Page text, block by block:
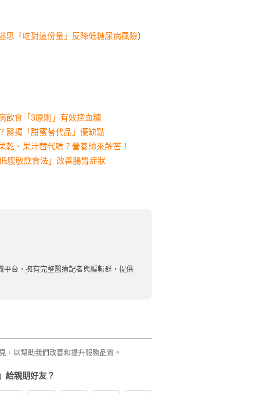
思「吃對這份量」反降低糖尿病風險）
飲食「3原則」有效控血糖
醫揭「甜蜜替代品」優缺點
、果汁替代嗎？營養師來解答！
腹敏飲食法」改善腸胃症狀
平台，擁有完整醫療記者與編輯群，提供
，以幫助我們改善和提升服務品質。
給親朋好友？